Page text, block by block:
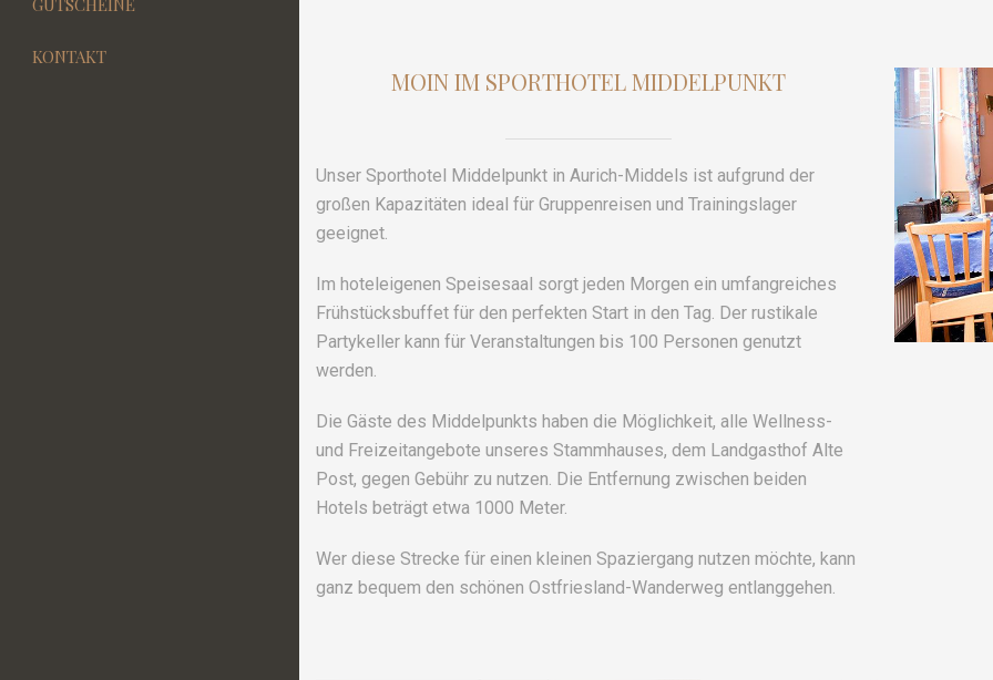
GUTSCHEINE
KONTAKT
MOIN IM SPORTHOTEL MIDDELPUNKT
Unser Sporthotel Middelpunkt in Aurich-Middels ist aufgrund der
großen Kapazitäten ideal für Gruppenreisen und Trainingslager
geeignet.
Im hoteleigenen Speisesaal sorgt jeden Morgen ein umfangreiches
Frühstücksbuffet für den perfekten Start in den Tag. Der rustikale
Partykeller kann für Veranstaltungen bis 100 Personen genutzt
werden.
Die Gäste des Middelpunkts haben die Möglichkeit, alle Wellness-
und Freizeitangebote unseres Stammhauses, dem Landgasthof Alte
Post, gegen Gebühr zu nutzen. Die Entfernung zwischen beiden
Hotels beträgt etwa 1000 Meter.
Wer diese Strecke für einen kleinen Spaziergang nutzen möchte, kann
ganz bequem den schönen Ostfriesland-Wanderweg entlanggehen.